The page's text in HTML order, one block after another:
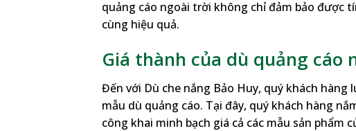
quảng cáo ngoài trời không chỉ đảm bảo được
cùng hiệu quả.
Giá thành của dù quảng cáo
Đến với Dù che nắng Bảo Huy, quý khách
mẫu dù quảng cáo. Tại đây, quý khách hàng
công khai minh bạch giá cả các mẫu sản phẩm